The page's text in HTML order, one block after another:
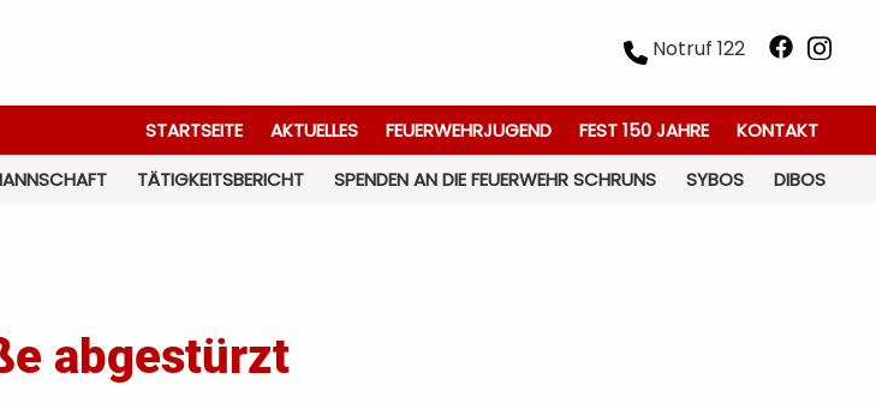
Notruf 122
STARTSEITE AKTUELLES FEUERWEHRJUGEND FEST 150 JAHRE
KONTAKT
TÄTIGKEITSBERICHT SPENDEN AN DIE FEUERWEHR SCHRUNS SYBOS DIBOS
abgestürzt